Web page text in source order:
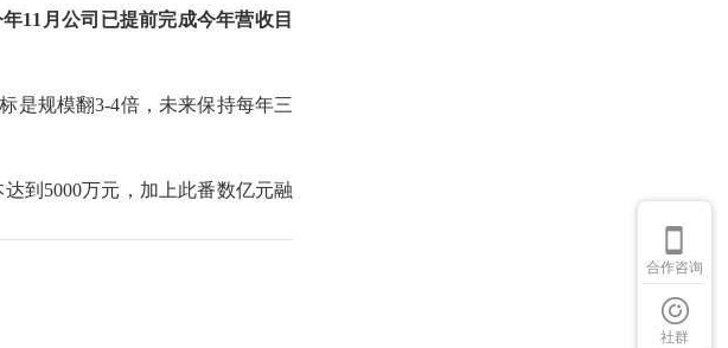
年11月公司已提前完成今年营收目
是规模翻3-4倍， 未来保持每年三
达到 5000万元 ， 加上此番数亿元融
合作咨询
社群